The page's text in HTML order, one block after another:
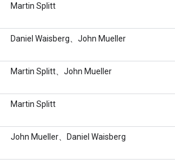
Martin Splitt
Daniel Waisberg、John Mueller
Martin Splitt、John Mueller
Martin Splitt
John Mueller、Daniel Waisberg